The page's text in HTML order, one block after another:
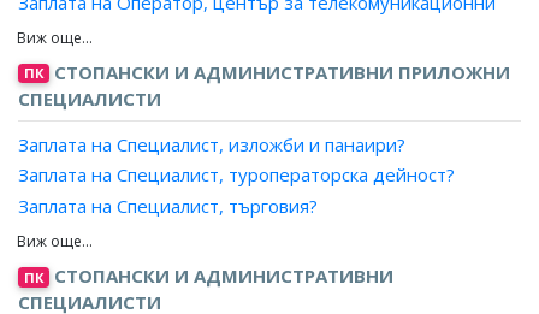
услуги?
Заплата на Специалист, телефон на зрителя?
Заплата на Информатор, пътническо обслужване?
ПК СТОПАНСКИ И АДМИНИСТРАТИВНИ ПРИЛОЖНИ
СПЕЦИАЛИСТИ
Заплата на Специалист, изложби и панаири?
Заплата на Специалист, туроператорска дейност?
Заплата на Специалист, търговия?
Заплата на Специалист, продажби?
Заплата на Специалист, маркетинг и реклама?
Заплата на Рекламен агент?
ПК СТОПАНСКИ И АДМИНИСТРАТИВНИ
СПЕЦИАЛИСТИ